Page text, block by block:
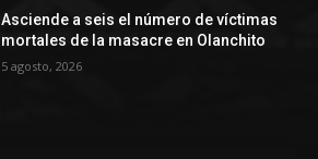
Asciende a seis el número de víctimas
mortales de la masacre en Olanchito
5 agosto, 2026